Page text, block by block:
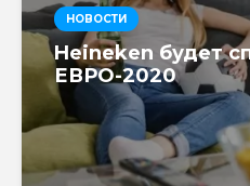
НОВОСТИ
Heineken будет
ЕВРО-2020